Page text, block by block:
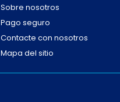
Sobre nosotros
Pago seguro
Contacte con nosotros
Mapa del sitio